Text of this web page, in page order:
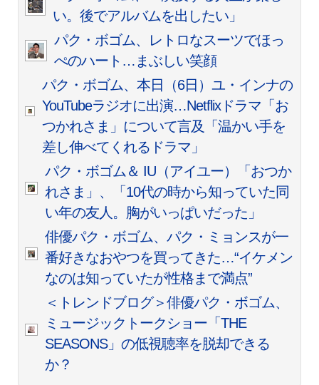
い。後でアルバムを出したい」
パク・ボゴム、レトロなスーツでほっ
ぺのハート…まぶしい笑顔
パク・ボゴム、本日（6日）ユ・インナの
YouTubeラジオに出演…Netflixドラマ「お
つかれさま」について言及「温かい手を
差し伸べてくれるドラマ」
パク・ボゴム＆ IU（アイユー）「おつか
れさま」、「10代の時から知っていた同
い年の友人。胸がいっぱいだった」
俳優パク・ボゴム、パク・ミョンスが一
番好きなおやつを買ってきた…“イケメン
なのは知っていたが性格まで満点”
＜トレンドブログ＞俳優パク・ボゴム、
ミュージックトークショー「THE
SEASONS」の低視聴率を脱却できる
か？